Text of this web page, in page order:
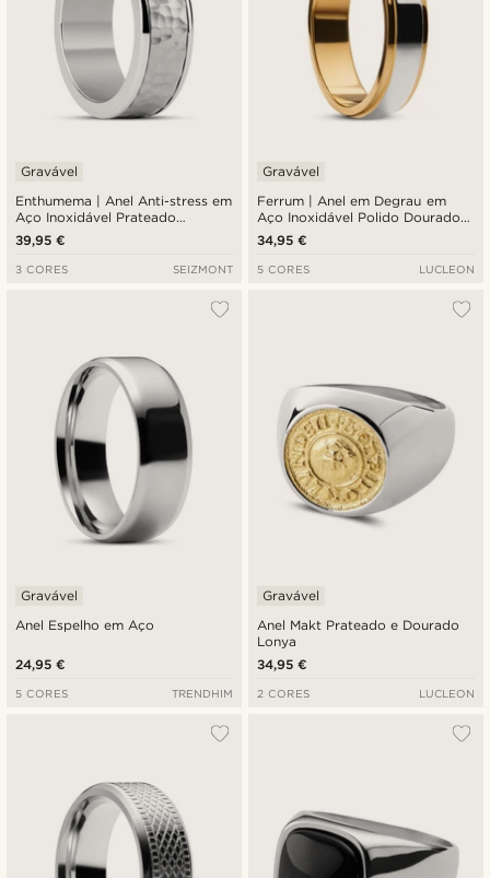
Enthumema | Anel Anti-stress em
Aço Inoxidável Prateado
Martelado de 8 mm
Gravável
39,95 €
3 CORES SEIZMONT
Ferrum | Anel em Degrau em
Aço Inoxidável Polido Dourado e
Prateado de 6 mm
Gravável
34,95 €
5 CORES LUCLEON
Anel Espelho em Aço
Gravável
24,95 €
5 CORES TRENDHIM
Anel Makt Prateado e Dourado
Lonya
Gravável
34,95 €
2 CORES LUCLEON